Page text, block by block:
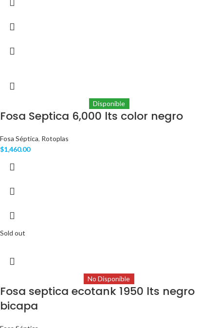
Disponible
Fosa Septica 6,000 lts color negro
Fosa Séptica, Rotoplas
$1,460.00
Sold out
No Disponible
Fosa septica ecotank 1950 lts negro
bicapa